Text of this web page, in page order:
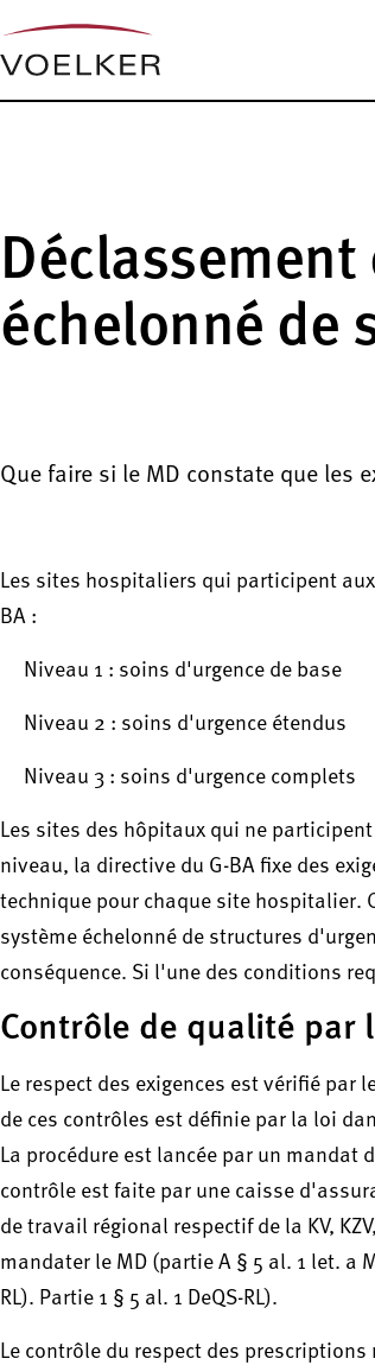
échelonné de
Que faire si le MD constate que les
Les sites hospitaliers qui participent
BA :
Niveau 1 : soins d'urgence de base
Niveau 2 : soins d'urgence étendus
Niveau 3 : soins d'urgence complets
Les sites des hôpitaux qui ne
niveau, la directive du G-BA fixe des
technique pour chaque site hospitalier.
système échelonné de structures
conséquence. Si l'une des conditions
Contrôle de qualité par
Le respect des exigences est vérifié par
de ces contrôles est définie par la loi
La procédure est lancée par un mandat
contrôle est faite par une caisse
de travail régional respectif de la KV,
mandater le MD (partie A § 5 al. 1 let.
RL). Partie 1 § 5 al. 1 DeQS-RL).
Le contrôle du respect des